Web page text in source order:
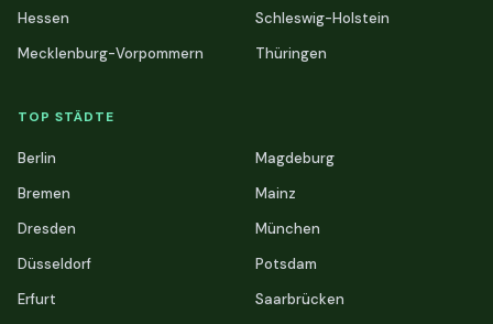
Hessen
Mecklenburg-Vorpommern
Schleswig-Holstein
Thüringen
TOP STÄDTE
Berlin
Bremen
Dresden
Düsseldorf
Erfurt
Magdeburg
Mainz
München
Potsdam
Saarbrücken